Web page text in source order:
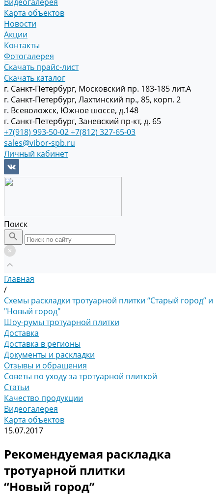
Карта объектов
Новости
Акции
Контакты
Фотогалерея
Скачать прайс-лист
Скачать каталог
г. Санкт-Петербург, Московский пр. 183-185 лит.А
г. Санкт-Петербург, Лахтинский пр., 85, корп. 2
г. Всеволожск, Южное шоссе, д.148
г. Санкт-Петербург, Заневский пр-кт, д. 65
+7(918) 993-50-02+7(812) 327-65-03
sales@vibor-spb.ru
Личный кабинет
Поиск
Главная
/
Схемы раскладки тротуарной плитки “Старый город” и
"Новый город"
Шоу-румы тротуарной плитки
Доставка
Доставка в регионы
Документы и раскладки
Отзывы и обращения
Советы по уходу за тротуарной плиткой
Статьи
Качество продукции
Видеогалерея
Карта объектов
15.07.2017
Рекомендуемая раскладка
тротуарной плитки
“Новый город”